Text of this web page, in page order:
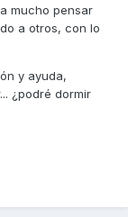
mucho pensar
a otros, con lo
y ayuda,
¿podré dormir